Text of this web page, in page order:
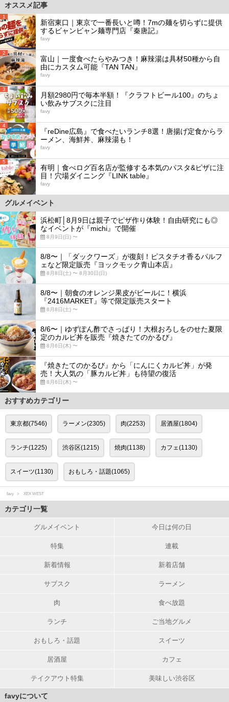
オススメ記事
1
新宿東口｜東京で一番長いと噂！7mの麺を切らずに提供
するビャンビャン麺専門店『秦唐記』
favy
2
富山｜一度食べたらやみつき！麻辣湯は具材50種から自
由にカスタム可能『TAN TAN』
favy
3
月額2980円で毎本半額！『クラフトビール100』のちょ
い飲みサブスクに注目
favy
4
『reDine広島』で食べたいランチ8選！唐揚げ定食からラ
ーメン、海鮮丼、麻辣湯も！
favy
5
有明｜食べログ百名店が監修する本気のパスタ&ピザに注
目！穴場ダイニング『LINK table』
favy
グルメイベント
浜松町│8月9日は親子でピザ作り体験！自由研究にも◎
なイベントが『michi』で開催
8月9日(日) 〜
8/8〜｜「ダックワーズ」が復刻！ピスタチオ香るパルフ
ェなど限定販売『ヨックモック青山本店』
8月8日(土) 〜 8月30日(日)
8/8〜｜朝食のオレンジ果皮がビールに！横浜
『2416MARKET』等で限定販売スタート
8月8日(土) 〜
8/6〜｜ゆずぽん酢でさっぱり！大根おろしをのせた夏限
定のカルビ丼を販売『焼きたてのかるび』
8月6日(木) 〜
『焼きたてのかるび』から「にんにくカルビ丼」が発
売！大人気の「豚カルビ丼」も待望の復活
8月6日(木) 〜
おすすめカテゴリー
東京都(7546) ラーメン(2305) 肉(2253) 居酒屋(1804)
ランチ(1225) 渋谷区(1215) 焼肉(1138) カフェ(1130)
スイーツ(1130) おもしろ・話題(1065)
favy XEX WEST
カテゴリ一覧
グルメイベント 今日は何の日
特集 連載
新着情報 新着店舗
サブスク ラーメン
肉 食べ放題
ランチ ご当地グルメ
おもしろ・話題 スイーツ
居酒屋 カフェ
テイクアウト特集 美味しい渋谷区
favyについて